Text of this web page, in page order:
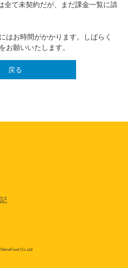
全て未契約だが、まだ課金一覧に請
はお時間がかかります。しばらく
お願いいたします。
戻る
Co.,Ltd